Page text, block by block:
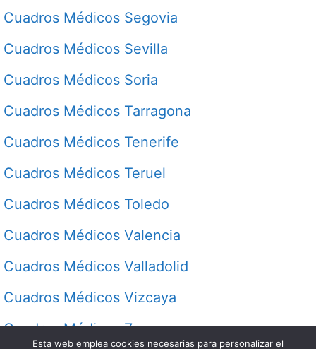
Cuadros Médicos Segovia
Cuadros Médicos Sevilla
Cuadros Médicos Soria
Cuadros Médicos Tarragona
Cuadros Médicos Tenerife
Cuadros Médicos Teruel
Cuadros Médicos Toledo
Cuadros Médicos Valencia
Cuadros Médicos Valladolid
Cuadros Médicos Vizcaya
Cuadros Médicos Zamora
Esta web emplea cookies necesarias para personalizar el